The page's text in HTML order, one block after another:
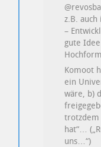
z.B.
–
gute
Komoot
ein
wäre, b)
trotzdem
hat“…
uns…“)